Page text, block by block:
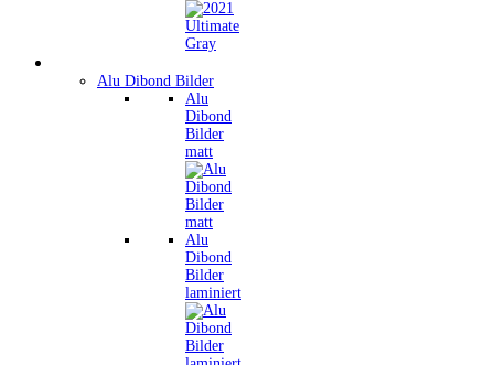
Alu Dibond Bilder
Alu
Dibond
Bilder
matt
Alu
Dibond
Bilder
laminiert